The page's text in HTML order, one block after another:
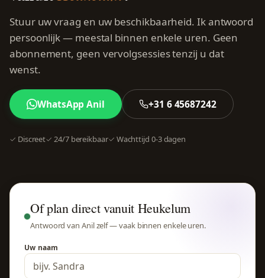
Stuur uw vraag en uw beschikbaarheid. Ik antwoord
persoonlijk — meestal binnen enkele uren. Geen
abonnement, geen vervolgsessies tenzij u dat
wenst.
WhatsApp Anil +31 6 45687242
✓ Discreet✓ 24/7 bereikbaar✓ Wachttijd 0-3 dagen
Of plan direct vanuit Heukelum
Antwoord van Anil zelf — vaak binnen enkele uren.
Uw naam